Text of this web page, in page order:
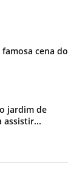
cena do
jardim de
assistir...